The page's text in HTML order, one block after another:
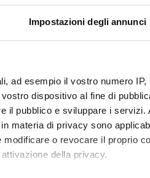
Impostazioni degli annunci
ad esempio il vostro numero
dispositivo al fine di
il pubblico e sviluppare i
materia di privacy sono
o revocare il proprio
della privacy.
(2020/2021) - Master's degree in